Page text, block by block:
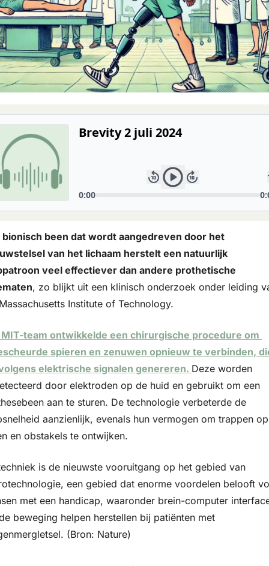
bionisch been dat wordt aangedreven door het
van het lichaam herstelt een natuurlijk
veel effectiever dan andere prothetische
, zo blijkt uit een klinisch onderzoek onder leiding
Institute of Technology.
team ontwikkelde een chirurgische procedure om
spieren en zenuwen opnieuw te verbinden,
elektrische signalen genereren. Deze worden
door elektroden op de huid en gebruikt om een
aan te sturen. De technologie verbeterde de
aanzienlijk, evenals hun vermogen om trappen
en obstakels te ontwijken.
is de nieuwste vooruitgang op het gebied van
een gebied dat enorme voordelen belooft
met een handicap, waaronder brein-computer
beweging helpen herstellen bij patiënten met
(Bron: Nature)